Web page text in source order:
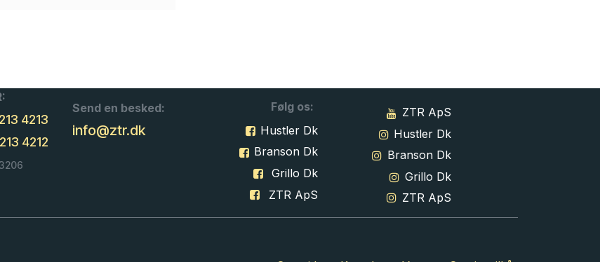
4213
4212
Send en besked:
info@ztr.dk
Følg os:
Hustler Dk
Branson Dk
Grillo Dk
ZTR ApS
ZTR ApS
Hustler Dk
Branson Dk
Grillo Dk
ZTR ApS